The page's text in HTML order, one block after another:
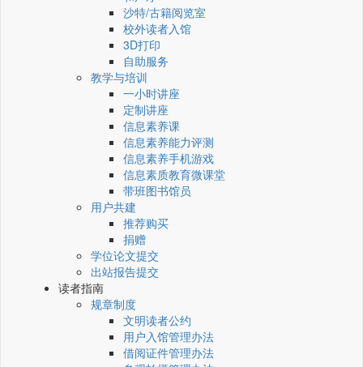
沙特/古籍阅览室
校外读者入馆
3D打印
自助服务
教学与培训
一小时讲座
定制讲座
信息素养课
信息素养能力评测
信息素养手机游戏
信息素质教育微课堂
带班图书馆员
用户共建
推荐购买
捐赠
学位论文提交
出站报告提交
读者指南
规章制度
文明读者公约
用户入馆管理办法
借阅证件管理办法